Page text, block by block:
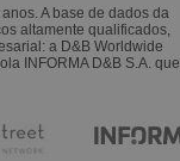
A base de dados da
altamente qualificados,
a D&B Worldwide
INFORMA D&B S.A. que